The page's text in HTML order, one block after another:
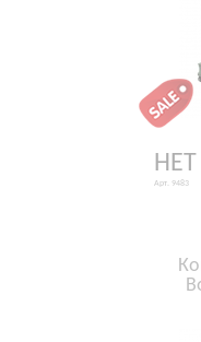
Арт. 9483